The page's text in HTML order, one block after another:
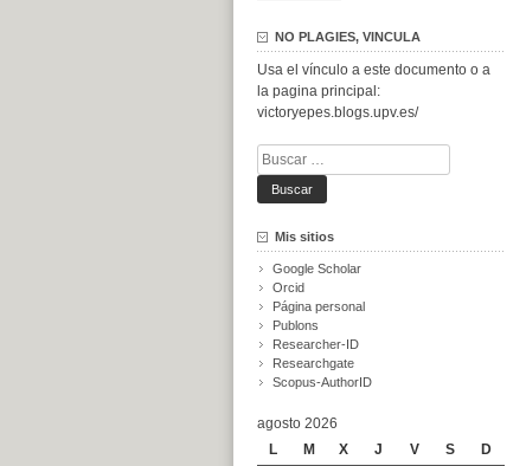
NO PLAGIES, VINCULA
Usa el vínculo a este documento o a
la pagina principal:
victoryepes.blogs.upv.es/
Buscar:
Mis sitios
Google Scholar
Orcid
Página personal
Publons
Researcher-ID
Researchgate
Scopus-AuthorID
agosto 2026
L
M X J V S
D